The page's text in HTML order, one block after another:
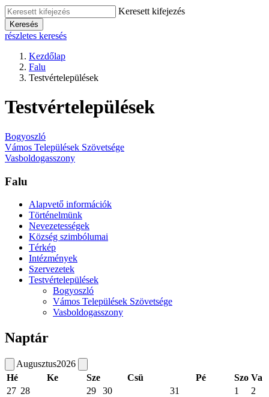
Keresett kifejezés
Keresés
részletes keresés
Kezdőlap
Falu
Testvértelepülések
Testvértelepülések
Bogyoszló
Vámos Települések Szövetsége
Vasboldogasszony
Falu
Alapvető információk
Történelmünk
Nevezetességek
Község szimbólumai
Térkép
Intézmények
Szervezetek
Testvértelepülések
Bogyoszló
Vámos Települések Szövetsége
Vasboldogasszony
Naptár
Augusztus2026
Hé
Ke Sze Csü Pé Szo Va
27 28 29 30 31 1 2